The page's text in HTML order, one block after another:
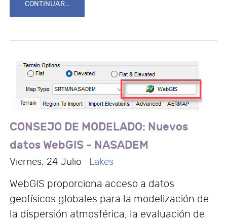
CONTINUAR...
CONSEJO DE MODELADO: Nuevos
datos WebGIS - NASADEM
Viernes, 24 Julio Lakes
WebGIS proporciona acceso a datos
geofísicos globales para la modelización de
la dispersión atmosférica, la evaluación de